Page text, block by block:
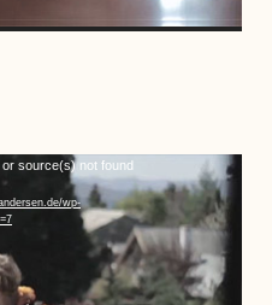
source(s) not found
wp-